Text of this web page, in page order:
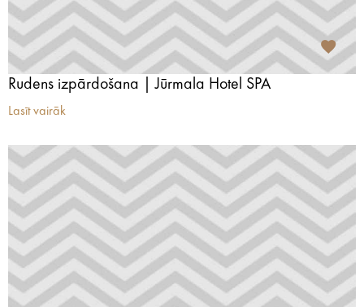
Rudens izpārdošana | Jūrmala Hotel SPA
Lasīt vairāk